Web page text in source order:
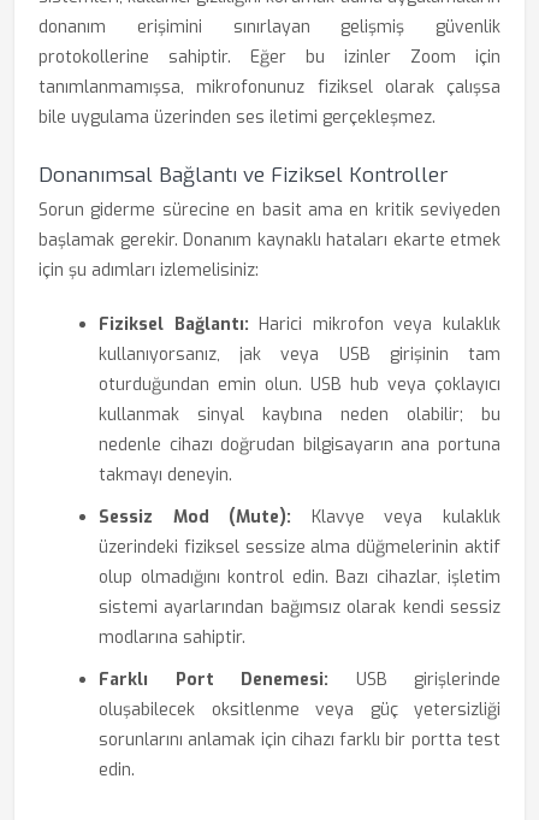
donanım erişimini sınırlayan gelişmiş güvenlik
protokollerine sahiptir. Eğer bu izinler Zoom için
tanımlanmamışsa, mikrofonunuz fiziksel olarak çalışsa
bile uygulama üzerinden ses iletimi gerçekleşmez.
Donanımsal Bağlantı ve Fiziksel Kontroller
Sorun giderme sürecine en basit ama en kritik seviyeden
başlamak gerekir. Donanım kaynaklı hataları ekarte etmek
için şu adımları izlemelisiniz:
Fiziksel Bağlantı: Harici mikrofon veya kulaklık
kullanıyorsanız, jak veya USB girişinin tam
oturduğundan emin olun. USB hub veya çoklayıcı
kullanmak sinyal kaybına neden olabilir; bu
nedenle cihazı doğrudan bilgisayarın ana portuna
takmayı deneyin.
Sessiz Mod (Mute): Klavye veya kulaklık
üzerindeki fiziksel sessize alma düğmelerinin aktif
olup olmadığını kontrol edin. Bazı cihazlar, işletim
sistemi ayarlarından bağımsız olarak kendi sessiz
modlarına sahiptir.
Farklı Port Denemesi: USB girişlerinde
oluşabilecek oksitlenme veya güç yetersizliği
sorunlarını anlamak için cihazı farklı bir portta test
edin.